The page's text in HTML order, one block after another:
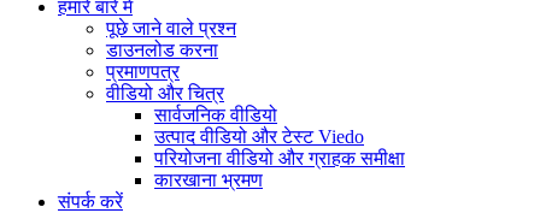
हमारे बारे में
पूछे जाने वाले प्रश्न
डाउनलोड करना
प्रमाणपत्र
वीडियो और चित्र
सार्वजनिक वीडियो
उत्पाद वीडियो और टेस्ट Viedo
परियोजना वीडियो और ग्राहक समीक्षा
कारखाना भ्रमण
संपर्क करें